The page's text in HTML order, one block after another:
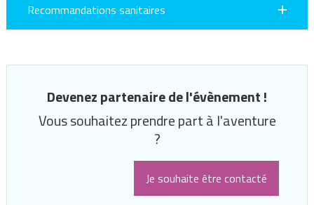
Recommandations sanitaires
Devenez partenaire de l'évènement !
Vous souhaitez prendre part à l'aventure
?
Je souhaite être contacté